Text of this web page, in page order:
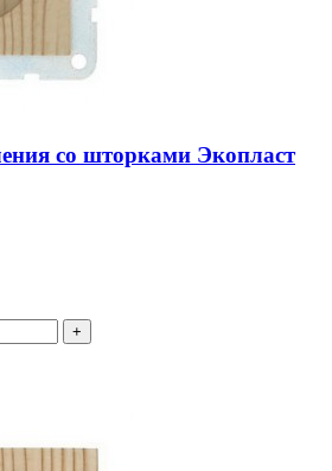
со шторками Экопласт